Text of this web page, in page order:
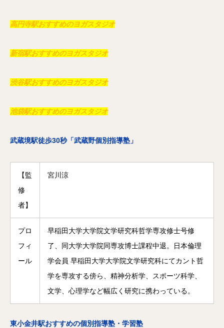
高円寺駅おすすめのヨガスタジオ
新宿駅おすすめのヨガスタジオ
渋谷駅おすすめのヨガスタジオ
池袋駅おすすめのヨガスタジオ
武蔵境駅徒歩30秒「武蔵野個別指導塾」
【監
修
者】
宮川涼
プロ
フィ
ール
早稲田大学大学院文学研究科哲学専攻修士号修
了、同大学大学院同専攻博士課程中退。日本倫理
学会員 早稲田大学大学院文学研究科にてカント哲
学を専攻する傍ら、精神分析学、スポーツ科学、
文学、心理学など幅広く研究に携わっている。
東小金井駅おすすめの個別指導塾・学習塾